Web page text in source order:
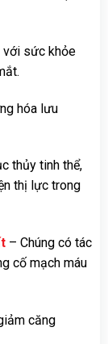
sức khỏe
hóa lưu
thủy tinh thể,
thị lực trong
– Chúng có tác
cố mạch máu
căng